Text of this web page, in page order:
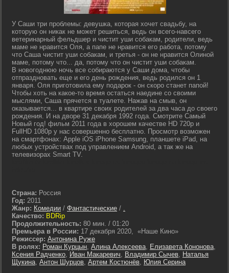
У Саши три проблемы: девушка, которая хочет свадьбу, на
которую он никак не может решиться, ведь он всего-навсего
ветеринарный фельдшер и чистит уши собакам, родители, ведь
маме не нравится Оля, а папе не нравится его работа, потому
что Саша чистит уши собакам, и третья - он не нравится Олиной
маме, потому что... да, потому что он чистит уши собакам.
В новогоднюю ночь все собираются у Саши дома, чтобы
отпраздновать еще и его день рождения, ведь родился он 1
января. Оля приготовила ему подарок - он скоро станет папой!
Чтобы хоть на какое-то время остаться наедине со своими
мыслями, Саша прячется в туалете. Нажав на смыв, он
оказывается... в квартире своих родителей за два часа до своего
рождения. И на дворе 31 декабря 1992 года. Смотрите Самый
Новый год! фильм 2011 года в хорошем качестве HD 720p и
FullHD 1080p у нас совершенно бесплатно. Просмотр возможен
на смартфонах: Apple iOS iPhone Samsung, планшете iPad, на
любых устройствах под управлением Android, а так же на
телевизорах Smart TV.
Страна: Россия
Год: 2011
Жанр: Комедии / Фантастические / .
Качество: BDRip
Продолжительность: 80 мин. / 01:20
Премьера в России: 17 декабря 2020, «Наше Кино»
Режиссер: Антонина Руже
В ролях: Роман Курцын, Алина Алексеева, Елизавета Кононова,
Ксения Радченко, Иван Макаревич, Владимир Сычев, Наталья
Щукина, Антон Шурцов, Артем Костюнёв, Юлия Серина